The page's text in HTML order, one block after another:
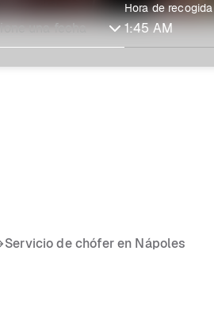
Hora de recogida
Servicio de chófer en Nápoles